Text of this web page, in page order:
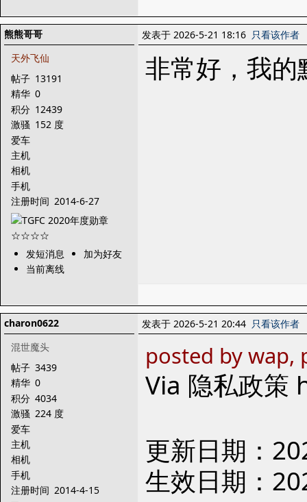
熊熊哥哥
天外飞仙
帖子 13191
精华 0
积分 12439
激骚 152 度
爱车
主机
相机
手机
注册时间 2014-6-27
发短消息
加为好友
当前离线
发表于 2026-5-21 18:16 只看该作者
非常好，我的
charon0622
混世魔头
帖子 3439
精华 0
积分 4034
激骚 224 度
爱车
主机
相机
手机
注册时间 2014-4-15
发表于 2026-5-21 20:44 只看该作者
posted by
Via 隐私政策
更新日期：
生效日期：